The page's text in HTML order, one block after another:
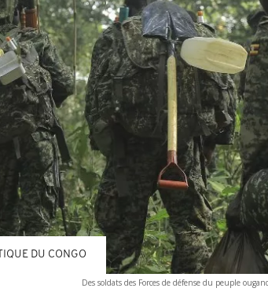
Des soldats des Forces de défense du peuple
DU CONGO